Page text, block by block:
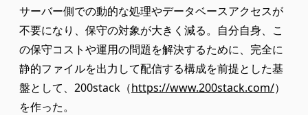
サーバー側での動的な処理やデータベースアクセスが
不要になり、保守の対象が大きく減る。自分自身、こ
の保守コストや運用の問題を解決するために、完全に
静的ファイルを出力して配信する構成を前提とした基
盤として、200stack（https://www.200stack.com/）
を作った。